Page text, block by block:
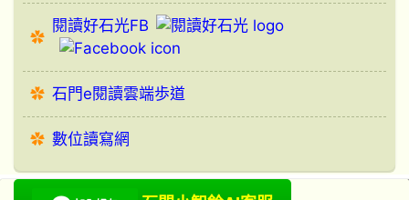
閱讀好石光FB
石門e閱讀雲端歩道
數位讀寫網